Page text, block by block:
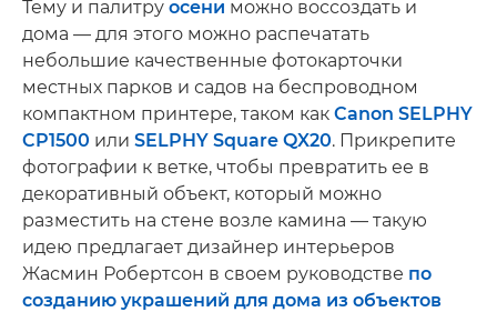
Тему и палитру осени можно воссоздать и
дома — для этого можно распечатать
небольшие качественные фотокарточки
местных парков и садов на беспроводном
компактном принтере, таком как Canon SELPHY
CP1500 или SELPHY Square QX20. Прикрепите
фотографии к ветке, чтобы превратить ее в
декоративный объект, который можно
разместить на стене возле камина — такую
идею предлагает дизайнер интерьеров
Жасмин Робертсон в своем руководстве по
созданию украшений для дома из объектов